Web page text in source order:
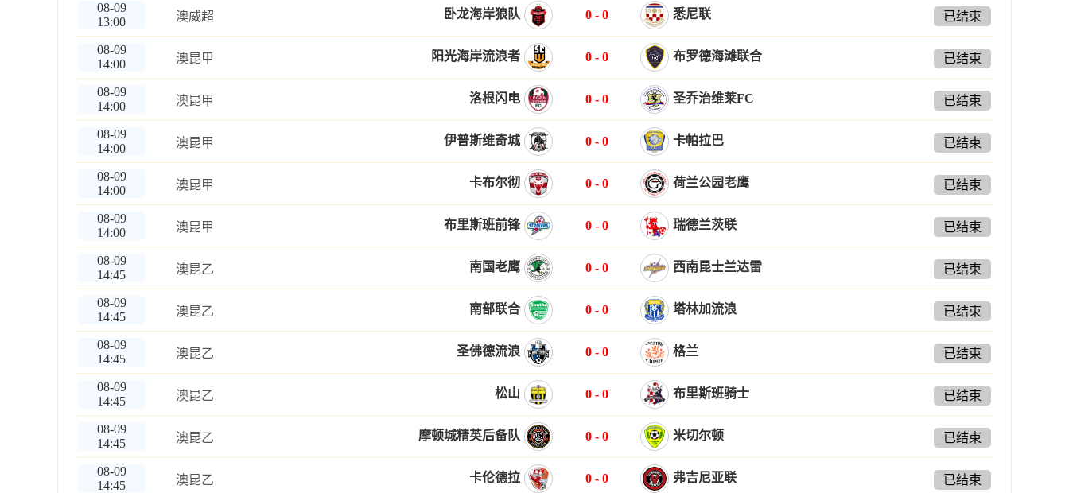
08-09
13:00
澳威超 卧龙海岸狼队 0 - 0 悉尼联 已结束
08-09
14:00
澳昆甲 阳光海岸流浪者 0 - 0 布罗德海滩联合 已结束
08-09
14:00
澳昆甲 洛根闪电 0 - 0 圣乔治维莱FC 已结束
08-09
14:00
澳昆甲 伊普斯维奇城 0 - 0 卡帕拉巴 已结束
08-09
14:00
澳昆甲 卡布尔彻 0 - 0 荷兰公园老鹰 已结束
08-09
14:00
澳昆甲 布里斯班前锋 0 - 0 瑞德兰茨联 已结束
08-09
14:45
澳昆乙 南国老鹰 0 - 0 西南昆士兰达雷 已结束
08-09
14:45
澳昆乙 南部联合 0 - 0 塔林加流浪 已结束
08-09
14:45
澳昆乙 圣佛德流浪 0 - 0 格兰 已结束
08-09
14:45
澳昆乙 松山 0 - 0 布里斯班骑士 已结束
08-09
14:45
澳昆乙 摩顿城精英后备队 0 - 0 米切尔顿 已结束
08-09
14:45
澳昆乙 卡伦德拉 0 - 0 弗吉尼亚联 已结束